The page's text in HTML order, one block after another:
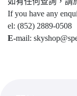
If you have any
el: (852) 2889-0508
E-mail: